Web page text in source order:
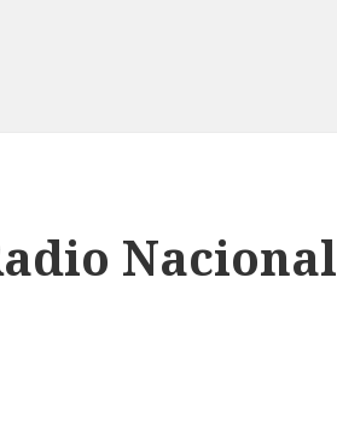
Nacional